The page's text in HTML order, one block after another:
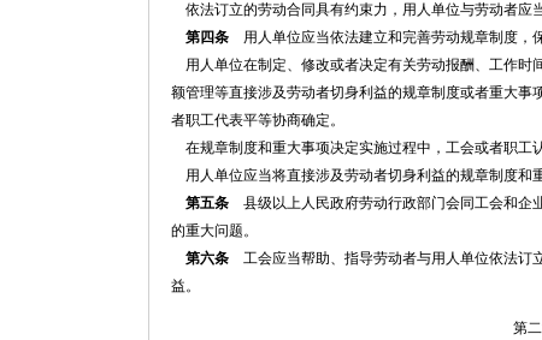
依法订立的劳动合同具有约束力，用人单位与劳动者应
第四条 用人单位应当依法建立和完善劳动规章制度，
用人单位在制定、修改或者决定有关劳动报酬、工作时
额管理等直接涉及劳动者切身利益的规章制度或者重大
者职工代表平等协商确定。
在规章制度和重大事项决定实施过程中，工会或者职工
用人单位应当将直接涉及劳动者切身利益的规章制度和
第五条 县级以上人民政府劳动行政部门会同工会和企
的重大问题。
第六条 工会应当帮助、指导劳动者与用人单位依法订
益。
第